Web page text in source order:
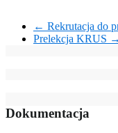
← Rekrutacja do
Prelekcja KRUS →
Dokumentacja